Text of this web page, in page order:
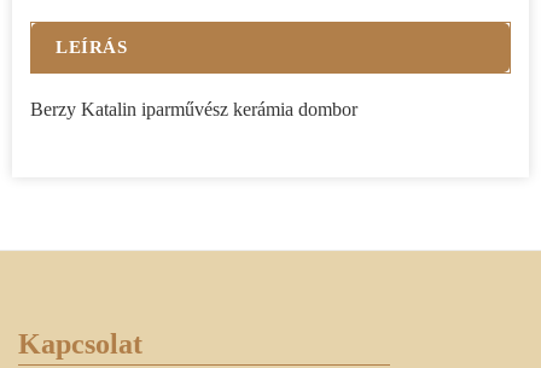
LEÍRÁS
Berzy Katalin iparművész kerámia dombor
Kapcsolat